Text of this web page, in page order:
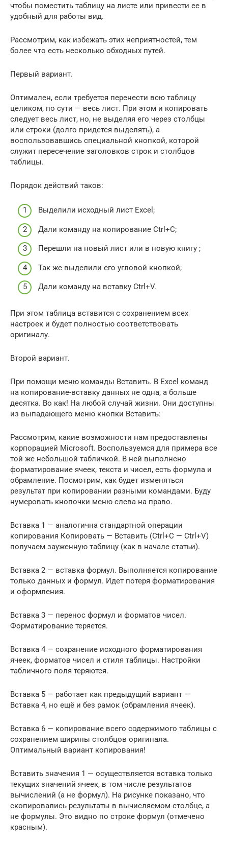
чтобы поместить таблицу на листе или привести ее в
удобный для работы вид.
Рассмотрим, как избежать этих неприятностей, тем
более что есть несколько обходных путей.
Первый вариант.
Оптимален, если требуется перенести всю таблицу
целиком, по сути — весь лист. При этом и копировать
следует весь лист, но, не выделяя его через столбцы
или строки (долго придется выделять), а
воспользовавшись специальной кнопкой, которой
служит пересечение заголовков строк и столбцов
таблицы.
Порядок действий таков:
Выделили исходный лист Excel;
Дали команду на копирование Ctrl+C;
Перешли на новый лист или в новую книгу ;
Так же выделили его угловой кнопкой;
Дали команду на вставку Ctrl+V.
При этом таблица вставится с сохранением всех
настроек и будет полностью соответствовать
оригиналу.
Второй вариант.
При помощи меню команды Вставить. В Excel команд
на копирование-вставку данных не одна, а больше
десятка. Во как! На любой случай жизни. Они доступны
из выпадающего меню кнопки Вставить:
Рассмотрим, какие возможности нам предоставлены
корпорацией Microsoft. Воспользуемся для примера все
той же небольшой табличкой. В ней выполнено
форматирование ячеек, текста и чисел, есть формула и
обрамление. Посмотрим, как будет изменяться
результат при копировании разными командами. Буду
нумеровать кнопочки меню слева на право.
Вставка 1 — аналогична стандартной операции
копирования Копировать — Вставить (Ctrl+C — Ctrl+V)
получаем зауженную таблицу (как в начале статьи).
Вставка 2 — вставка формул. Выполняется копирование
только данных и формул. Идет потеря форматирования
и оформления.
Вставка 3 — перенос формул и форматов чисел.
Форматирование теряется.
Вставка 4 — сохранение исходного форматирования
ячеек, форматов чисел и стиля таблицы. Настройки
табличного поля теряются.
Вставка 5 — работает как предыдущий вариант —
Вставка 4, но ещё и без рамок (обрамления ячеек).
Вставка 6 — копирование всего содержимого таблицы с
сохранением ширины столбцов оригинала.
Оптимальный вариант копирования!
Вставить значения 1 — осуществляется вставка только
текущих значений ячеек, в том числе результатов
вычислений (а не формул). На рисунке показано, что
скопировались результаты в вычисляемом столбце, а
не формулы. Это видно по строке формул (отмечено
красным).